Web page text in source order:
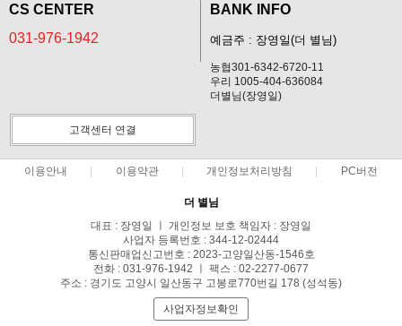
CS CENTER
031-976-1942
BANK INFO
예금주 : 장영일(더 별님)
농협301-6342-6720-11
우리 1005-404-636084
더별님(장영일)
고객센터 연결
이용안내 이용약관 개인정보처리방침 PC버전
더 별님
대표 : 장영일 ㅣ 개인정보 보호 책임자 : 장영일
사업자 등록번호 : 344-12-02444
통신판매업신고번호 : 2023-고양일산동-1546호
전화 : 031-976-1942 ㅣ 팩스 : 02-2277-0677
주소 : 경기도 고양시 일산동구 고봉로770번길 178 (성석동)
사업자정보확인